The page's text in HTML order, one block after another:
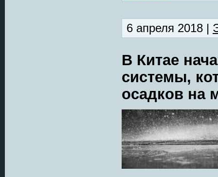
6 апреля 2018 |
В Китае
системы,
осадков на